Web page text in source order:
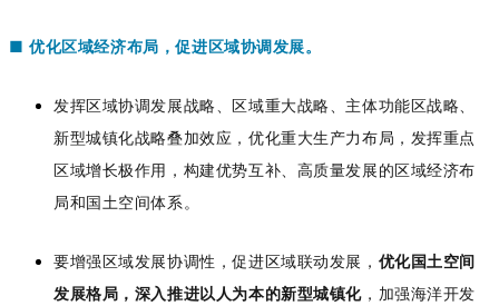
■ 优化区域经济布局，促进区域协调发展。
发挥区域协调发展战略、区域重大战略、主体功能区战略、
新型城镇化战略叠加效应，优化重大生产力布局，发挥重点
区域增长极作用，构建优势互补、高质量发展的区域经济布
局和国土空间体系。
要增强区域发展协调性，促进区域联动发展， 优化国土空间
发展格局，深入推进以人为本的新型城镇化，加强海洋开发